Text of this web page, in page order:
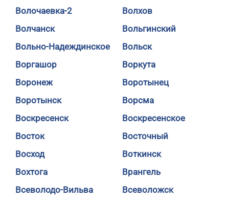
Волочаевка-2
Волхов
Волчанск
Вольгинский
Вольно-Надеждинское
Вольск
Воргашор
Воркута
Воронеж
Воротынец
Воротынск
Ворсма
Воскресенск
Воскресенское
Восток
Восточный
Восход
Воткинск
Вохтога
Врангель
Всеволодо-Вильва
Всеволожск